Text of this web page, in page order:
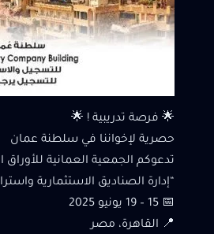
🌟 فرصة تدريبية ! 🌟
حصرية لإخواننا في سلطنة عمان
تدعوكم الجمعية العمانية
“إدارة الصناديق الاستثمارية
📅 15 – 19 يونيو 2025
📍 القاهرة، مصر